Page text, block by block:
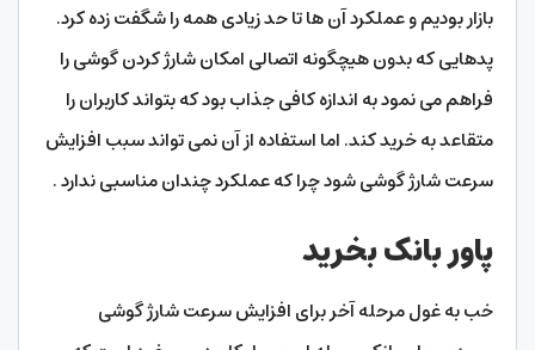
بازار بودیم و عملکرد آن ها تا حد زیادی همه را شگفت زده کرد.
پدهایی که بدون هیچگونه اتصالی امکان شارژ کردن گوشی را
فراهم می نمود به اندازه کافی جذاب بود که بتواند کاربران را
متقاعد به خرید کند. اما استفاده از آن نمی تواند سبب افزایش
سرعت شارژ گوشی شود چرا که عملکرد چندان مناسبی ندارد .
پاور بانک بخرید
خب به غول مرحله آخر برای افزایش سرعت شارژ گوشی